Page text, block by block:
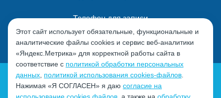
Телефон для записи
+7 (4932) 528-000
Этот сайт использует обязательные, функциональные и
аналитические файлы cookies и сервис веб-аналитики
«Яндекс.Метрика» для корректной работы сайта в
соответствие с политикой обработки персональных
данных политикой использования cookies-файлов
Нажимая «Я СОГЛАСЕН» я даю согласие на